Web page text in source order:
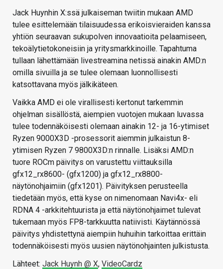
Jack Huynhin X:ssä julkaiseman twiitin mukaan AMD
tulee esittelemään tilaisuudessa erikoisvieraiden kanssa
yhtiön seuraavan sukupolven innovaatioita pelaamiseen,
tekoälytietokoneisiin ja yritysmarkkinoille. Tapahtuma
tullaan lähettämään livestreamina netissä ainakin AMD:n
omilla sivuilla ja se tulee olemaan luonnollisesti
katsottavana myös jälkikäteen.
Vaikka AMD ei ole virallisesti kertonut tarkemmin
ohjelman sisällöstä, aiempien vuotojen mukaan luvassa
tulee todennäköisesti olemaan ainakin 12- ja 16-ytimiset
Ryzen 9000X3D -prosessorit aiemmin julkaistun 8-
ytimisen Ryzen 7 9800X3D:n rinnalle. Lisäksi AMD:n
tuore ROCm päivitys on varustettu viittauksilla
gfx12_rx8600- (gfx1200) ja gfx12_rx8800-
näytönohjaimiin (gfx1201). Päivityksen perusteella
tiedetään myös, että kyse on nimenomaan Navi4x- eli
RDNA 4 -arkkitehtuurista ja että näytönohjaimet tulevat
tukemaan myös FP8-tarkkuutta natiivisti. Käytännössä
päivitys yhdistettynä aiempiin huhuihin tarkoittaa erittäin
todennäköisesti myös uusien näytönohjainten julkistusta.
Lähteet: Jack Huynh @ X, VideoCardz